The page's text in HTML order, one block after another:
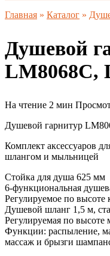
Главная » Каталог »
Душевой
LМ8068С,
На чтение 2 мин
Душевой гарнитур
Комплект аксессуаров
шлангом и мыльницей
Стойка для душа 625 мм
6-функциональная
Регулируемое по высоте
Душевой шланг 1,5 м,
Регулируемая по высоте
Функции: распыление,
массаж и брызги